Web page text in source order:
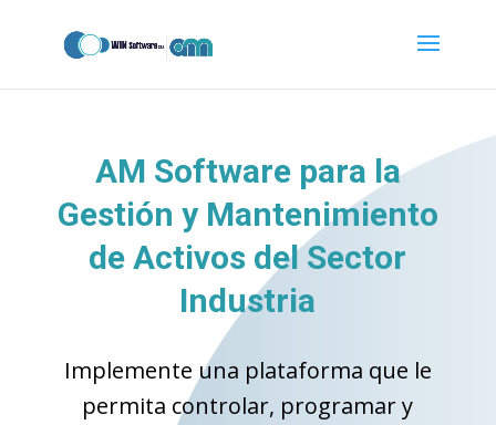
AM Software para la
Gestión y Mantenimiento
de Activos del Sector
Industria
Implemente una plataforma que le
permita controlar, programar y